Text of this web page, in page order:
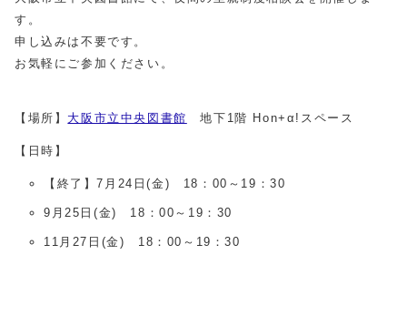
す。
申し込みは不要です。
お気軽にご参加ください。
【場所】 大阪市立中央図書館 地下1階 Hon+α!スペース
【日時】
【終了】7月24日(金) 18：00～19：30
9月25日(金) 18：00～19：30
11月27日(金) 18：00～19：30